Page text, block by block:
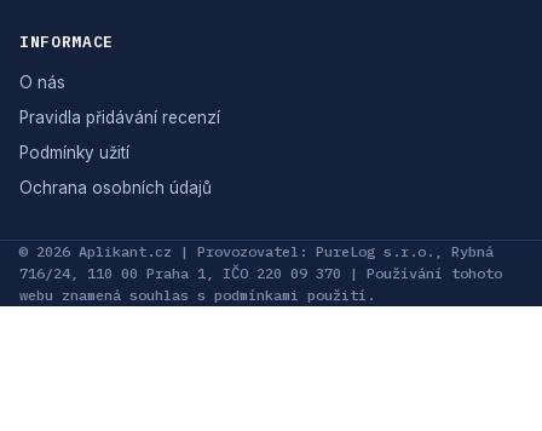
INFORMACE
O nás
Pravidla přidávání recenzí
Podmínky užití
Ochrana osobních údajů
© 2026 Aplikant.cz | Provozovatel: PureLog s.r.o., Rybná
716/24, 110 00 Praha 1, IČO 220 09 370 | Používání tohoto
webu znamená souhlas s podmínkami použití.